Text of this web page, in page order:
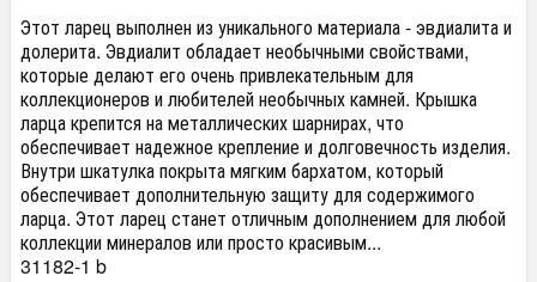
Этот ларец выполнен из уникального материала - эвдиалита и
долерита. Эвдиалит обладает необычными свойствами,
которые делают его очень привлекательным для
коллекционеров и любителей необычных камней. Крышка
ларца крепится на металлических шарнирах, что
обеспечивает надежное крепление и долговечность изделия.
Внутри шкатулка покрыта мягким бархатом, который
обеспечивает дополнительную защиту для содержимого
ларца. Этот ларец станет отличным дополнением для любой
коллекции минералов или просто красивым...
31182-1 b